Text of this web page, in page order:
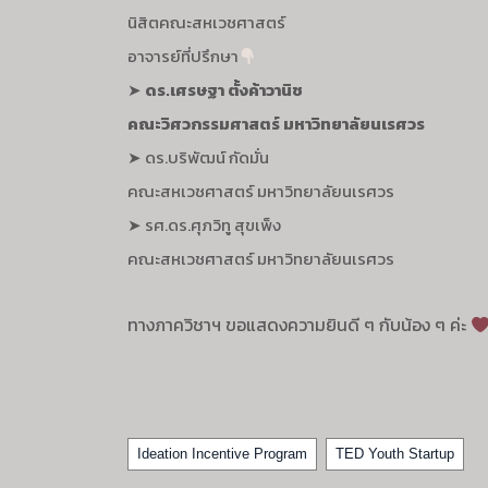
นิสิตคณะสหเวชศาสตร์
อาจารย์ที่ปรึกษา
➤ ดร.เศรษฐา ตั้งค้าวานิช
คณะวิศวกรรมศาสตร์ มหาวิทยาลัยนเรศวร
➤ ดร.บริพัฒน์ กัดมั่น
คณะสหเวชศาสตร์ มหาวิทยาลัยนเรศวร
➤ รศ.ดร.ศุภวิทู สุขเพ็ง
คณะสหเวชศาสตร์ มหาวิทยาลัยนเรศวร
ทางภาควิชาฯ ขอแสดงความยินดี ๆ กับน้อง ๆ ค่ะ
Tags
Ideation Incentive Program TED Youth Startup